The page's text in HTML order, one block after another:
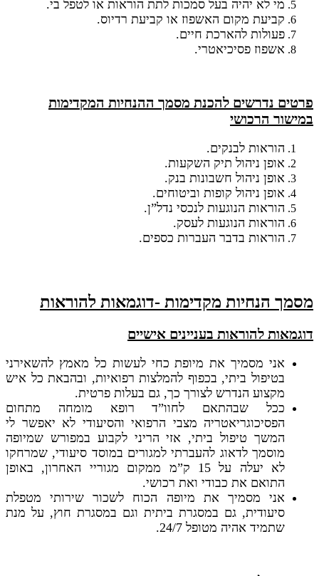
מי לא יהיה בעל סמכות לתת הוראות או לטפל בי.
קביעת מקום האשפוז או קביעת רדיוס.
פעולות להארכת חיים.
אשפוז פסיכיאטרי.
פרטים נדרשים להכנת מסמך ההנחיות המקדימות
במישור הרכושי
הוראות לבנקים.
אופן ניהול תיק השקעות.
אופן ניהול חשבונות בנק.
אופן ניהול קופות וביטוחים.
הוראות הנוגעות לנכסי נדל”ן.
הוראות הנוגעות לעסק.
הוראות בדבר העברות כספים.
מסמך הנחיות מקדימות -דוגמאות להוראות
דוגמאות להוראות בעניינים אישיים
אני מסמיך את מיופת כחי לעשות כל מאמץ להשאירני
בטיפול ביתי, בכפוף להמלצות רפואיות, ובהבאת כל איש
מקצוע הנדרש לצורך כך, גם בעלות פרטית.
ככל שבהתאם לחוו”ד רופא מומחה מתחום
הפסיכוגריאטריה מצבי הרפואי והסיעודי לא יאפשר לי
המשך טיפול ביתי, אזי הריני לקבוע במפורש שמיופה
מוסמך לדאוג להעברתי למגורים במוסד סיעודי, שמרחקו
לא יעלה על 15 ק”מ ממקום מגוריי האחרון, באופן
התואם את כבודי ואת רכושי.
אני מסמיך את מיופה הכוח לשכור שירותי מטפלת
סיעודית, גם במסגרת ביתית וגם במסגרת חוץ, על מנת
שתמיד אהיה מטופל 24/7.